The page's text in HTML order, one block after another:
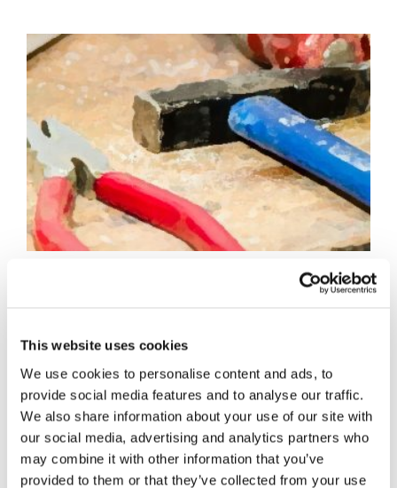
This website uses cookies
We use cookies to personalise content and ads, to
provide social media features and to analyse our traffic.
We also share information about your use of our site with
our social media, advertising and analytics partners who
may combine it with other information that you’ve
provided to them or that they’ve collected from your use
Pensioni d'oro, il
contributo di
solidarietà è
legittimo